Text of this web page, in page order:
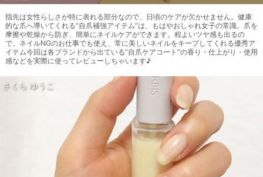
指先は女性らしさが特に表れる部分なので、日頃のケアが欠かせません。健康
的な爪へ導いてくれる“自爪補強アイテム”は、もはやおしゃれ女子の常識。爪を
摩擦や乾燥から防ぎ、簡単にネイルケアができます。程よいツヤ感も出るの
で、ネイルNGのお仕事でも使え、常に美しいネイルをキープしてくれる優秀ア
イテム今回は各ブランドから出ている“自爪ケアコート”の香り・仕上がり・使用
感などを実際に使ってレビューしちゃいます♪
さくら ゆうこ